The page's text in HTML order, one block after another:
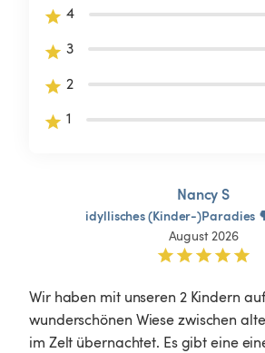
4
3
2
1
Nancy S
idyllisches(Kinder-)Paradies
August 2026
Wir haben mit unseren 2 Kindern
wunderschönen Wiese zwischen
im Zelt übernachtet. Es gibt eine